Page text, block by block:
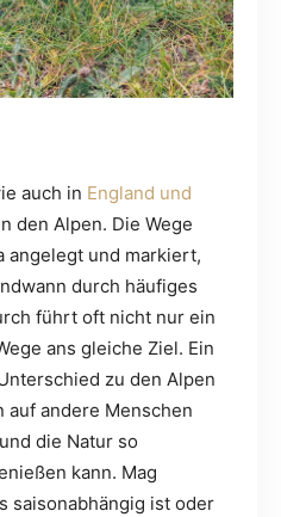
auch in England und
den Alpen. Die Wege
angelegt und markiert,
durch häufiges
führt oft nicht nur ein
ans gleiche Ziel. Ein
zu den Alpen
auf andere Menschen
die Natur so
kann. Mag
saisonabhängig ist oder